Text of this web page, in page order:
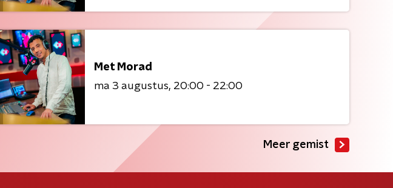
Met Morad
ma 3 augustus 20:00 - 22:00
Meer gemist